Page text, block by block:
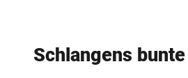
Schlangens